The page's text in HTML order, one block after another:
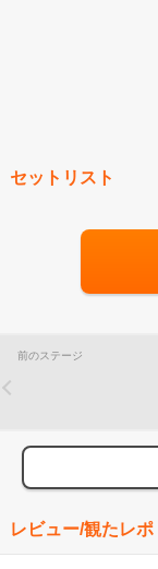
セットリスト
前のステージ
レビュー/観たレポ